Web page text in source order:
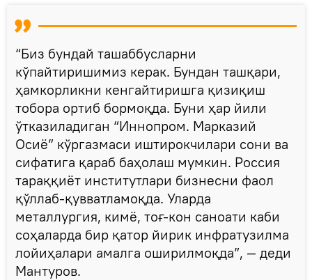
“Биз бундай ташаббусларни
кўпайтиришимиз керак. Бундан ташқари,
ҳамкорликни кенгайтиришга қизиқиш
тобора ортиб бормоқда. Буни ҳар йили
ўтказиладиган “Иннопром. Марказий
Осиё” кўргазмаси иштирокчилари сони ва
сифатига қараб баҳолаш мумкин. Россия
тараққиёт институтлари бизнесни фаол
қўллаб-қувватламоқда. Уларда
металлургия, кимё, тоғ-кон саноати каби
соҳаларда бир қатор йирик инфратузилма
лойиҳалари амалга оширилмоқда”, — деди
Мантуров.